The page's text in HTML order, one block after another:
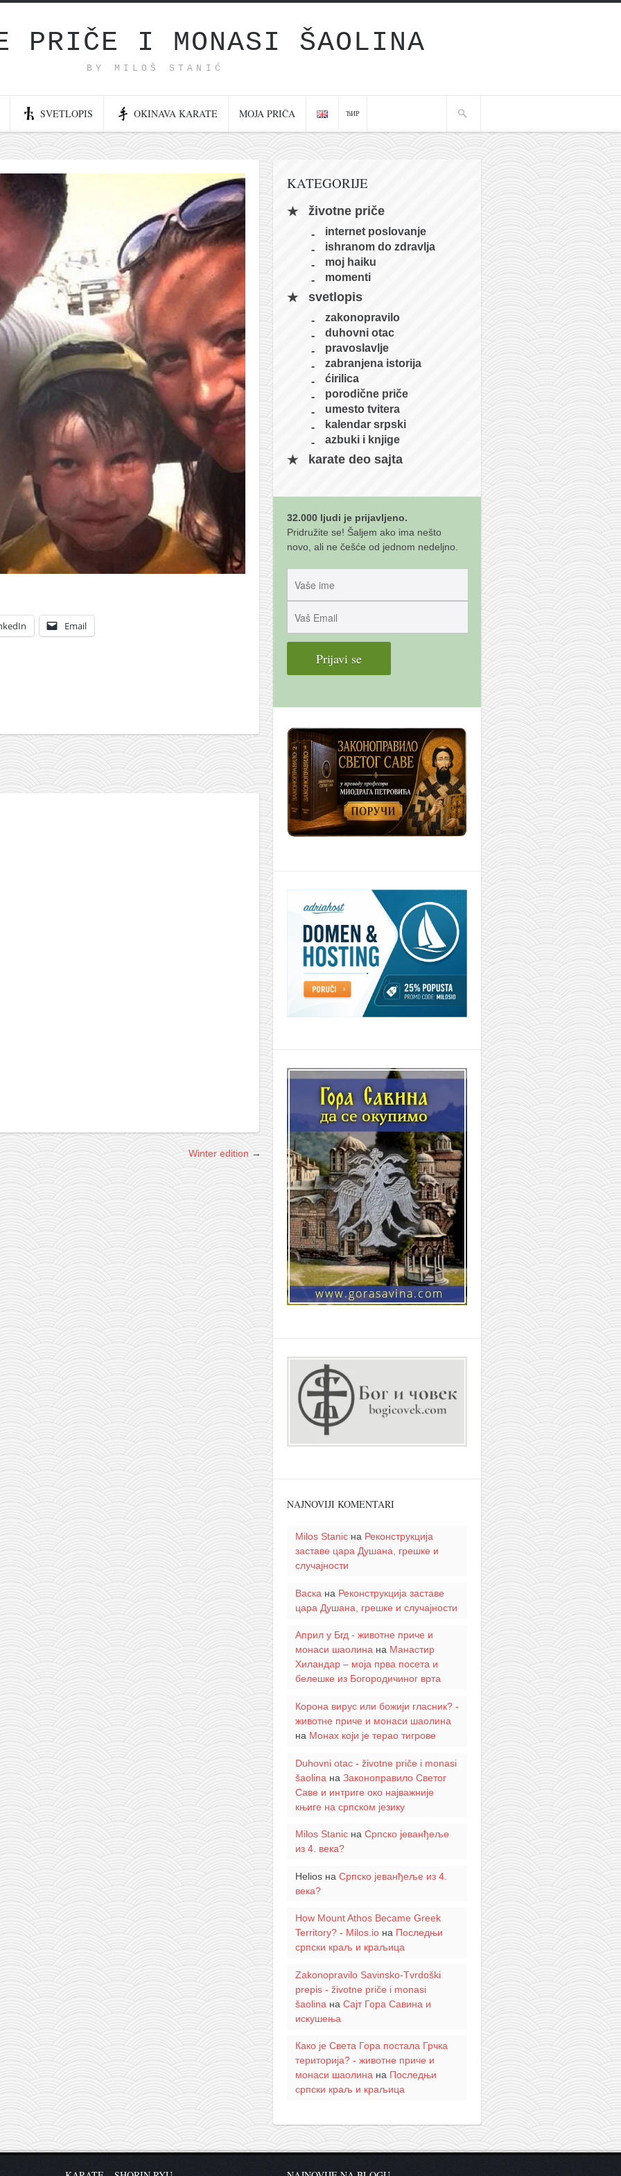
PRIČE I MONASI ŠAOLINA
BY MILOŠ STANIĆ
SVETLOPIS OKINAVA KARATE MOJA PRIČA ЋИР
Email
Winter edition →
KATEGORIJE
životne priče
internet poslovanje
ishranom do zdravlja
moj haiku
momenti
svetlopis
zakonopravilo
duhovni otac
pravoslavlje
zabranjena istorija
ćirilica
porodične priče
umesto tvitera
kalendar srpski
azbuki i knjige
karate deo sajta
32.000 ljudi je prijavljeno.
Pridružite se! Šaljem ako ima nešto
novo, ali ne češće od jednom nedeljno.
NAJNOVIJI KOMENTARI
Milos Stanicна Реконструкција
заставе цара Душана, грешке и
случајности
Васка на Реконструкција заставе
цара Душана, грешке и случајности
Април у Бгд - животне приче и
монаси шаолинана Манастир
Хиландар – моја прва посета и
белешке из Богородичиног врта
Корона вирус или божији гласник? -
животне приче и монаси шаолина
на Монах који је терао тигрове
Duhovni otac - životne priče i monasi
šaolina на Законоправило Светог
Саве и интриге око најважније
књиге на српском језику
Milos Stanicна Српско јеванђеље
из 4. века?
Heliosна Српско јеванђеље из 4.
века?
How Mount Athos Became Greek
Territory? - Milos.ioна Последњи
српски краљ и краљица
Zakonopravilo Savinsko-Tvrdoški
prepis - životne priče i monasi
šaolina на Сајт Гора Савина и
искушења
Како је Света Гора постала Грчка
територија? - животне приче и
монаси шаолина на Последњи
српски краљ и краљица